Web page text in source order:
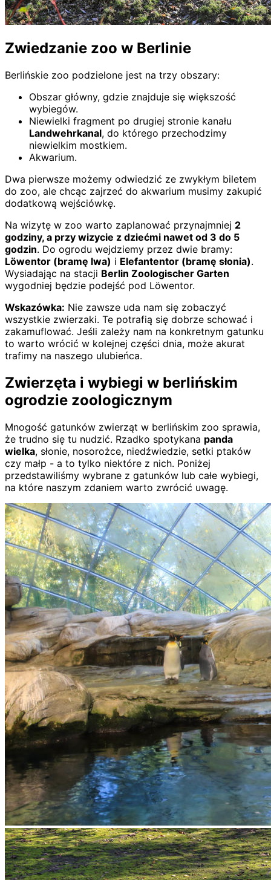
Zwiedzanie zoo w Berlinie
Berlińskie zoo podzielone jest na trzy obszary:
Obszar główny, gdzie znajduje się większość
wybiegów.
Niewielki fragment po drugiej stronie kanału
Landwehrkanal, do którego przechodzimy
niewielkim mostkiem.
Akwarium.
Dwa pierwsze możemy odwiedzić ze zwykłym biletem
do zoo, ale chcąc zajrzeć do akwarium musimy zakupić
dodatkową wejściówkę.
Na wizytę w zoo warto zaplanować przynajmniej 2
godziny, a przy wizycie z dziećmi nawet od 3 do 5
godzin. Do ogrodu wejdziemy przez dwie bramy:
Löwentor (bramę lwa) i Elefantentor (bramę słonia).
Wysiadając na stacji Berlin Zoologischer Garten
wygodniej będzie podejść pod Löwentor.
Wskazówka: Nie zawsze uda nam się zobaczyć
wszystkie zwierzaki. Te potrafią się dobrze schować i
zakamuflować. Jeśli zależy nam na konkretnym gatunku
to warto wrócić w kolejnej części dnia, może akurat
trafimy na naszego ulubieńca.
Zwierzęta i wybiegi w berlińskim
ogrodzie zoologicznym
Mnogość gatunków zwierząt w berlińskim zoo sprawia,
że trudno się tu nudzić. Rzadko spotykana panda
wielka, słonie, nosorożce, niedźwiedzie, setki ptaków
czy małp - a to tylko niektóre z nich. Poniżej
przedstawiliśmy wybrane z gatunków lub całe wybiegi,
na które naszym zdaniem warto zwrócić uwagę.